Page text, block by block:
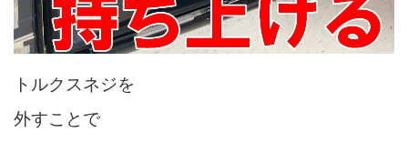
トルクスネジを
外すことで